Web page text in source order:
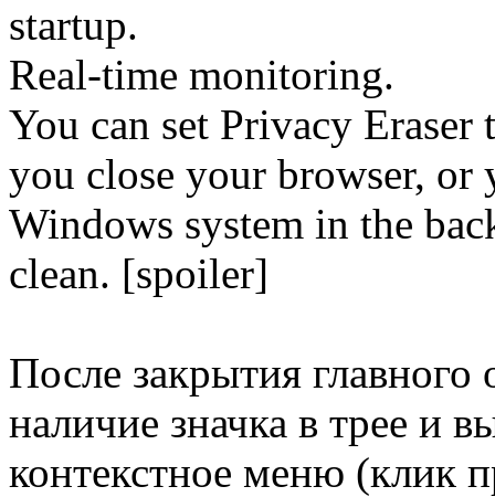
startup.
Real-time monitoring.
You can set Privacy
you close your browser,
Windows system in the
clean. [spoiler]
После закрытия
наличие значка в трее и
контекстное меню (клик